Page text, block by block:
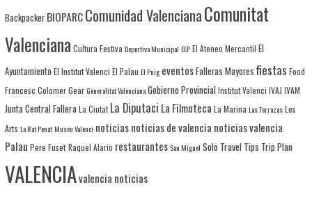
Backpacker BIOPARCComunidad ValencianaComunitat
Valenciana Cultura Festiva Deportiva Municipal EEP El Ateneo Mercantil El
Ayuntamiento El Institut Valenci El Palau El Puig eventosFalleras Mayoresfiestas Food
Francesc ColomerGear Generalitat Valenciana Gobierno Provincial Institut Valenci IVAJ IVAM
Junta Central Fallera La Ciutat La Diputaci La Filmoteca La Marina Las Terrazas Les
Arts Lo Rat Penat Museu Valenci noticiasnoticias de valencia noticias valencia
Palau Pere Fuset Raquel Alario restaurantes San Miguel Solo Travel Tips Trip Plan
VALENCIAvalencia noticias